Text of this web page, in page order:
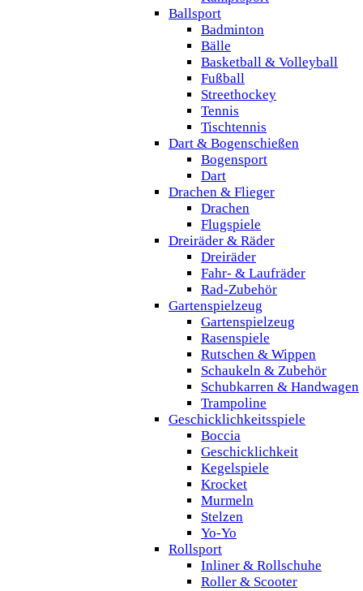
Ballsport
Badminton
Bälle
Basketball & Volleyball
Fußball
Streethockey
Tennis
Tischtennis
Dart & Bogenschießen
Bogensport
Dart
Drachen & Flieger
Drachen
Flugspiele
Dreiräder & Räder
Dreiräder
Fahr- & Laufräder
Rad-Zubehör
Gartenspielzeug
Gartenspielzeug
Rasenspiele
Rutschen & Wippen
Schaukeln & Zubehör
Schubkarren & Handwagen
Trampoline
Geschicklichkeitsspiele
Boccia
Geschicklichkeit
Kegelspiele
Krocket
Murmeln
Stelzen
Yo-Yo
Rollsport
Inliner & Rollschuhe
Roller & Scooter